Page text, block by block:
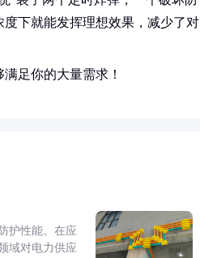
下就能发挥理想效果，减少了对
足你的大量需求！
护性能。在应
域对电力供应